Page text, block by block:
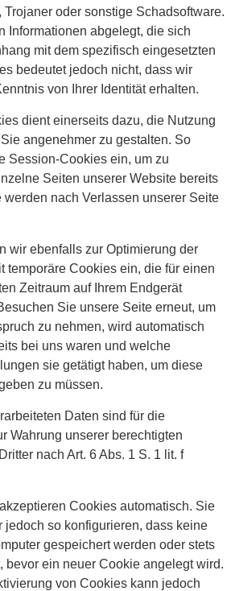
oder sonstige Schadsoftware.
Informationen abgelegt, die sich
mit dem spezifisch eingesetzten
bedeutet jedoch nicht, dass wir
von Ihrer Identität erhalten.
dient einerseits dazu, die Nutzung
angenehmer zu gestalten. So
Session-Cookies ein, um zu
Seiten unserer Website bereits
werden nach Verlassen unserer Seite
wir ebenfalls zur Optimierung der
temporäre Cookies ein, die für einen
Zeitraum auf Ihrem Endgerät
Sie unsere Seite erneut, um
zu nehmen, wird automatisch
bei uns waren und welche
sie getätigt haben, um diese
zu müssen.
Daten sind für die
Wahrung unserer berechtigten
nach Art. 6 Abs. 1 S. 1 lit. f
Cookies automatisch. Sie
jedoch so konfigurieren, dass keine
gespeichert werden oder stets
bevor ein neuer Cookie angelegt wird.
von Cookies kann jedoch